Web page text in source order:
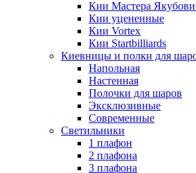
Кии Мастера
Кии уцененные
Кии Vortex
Кии Startbilliards
Киевницы и полки для
Напольная
Настенная
Полочки для шаров
Эксклюзивные
Современные
Светильники
1 плафон
2 плафона
3 плафона